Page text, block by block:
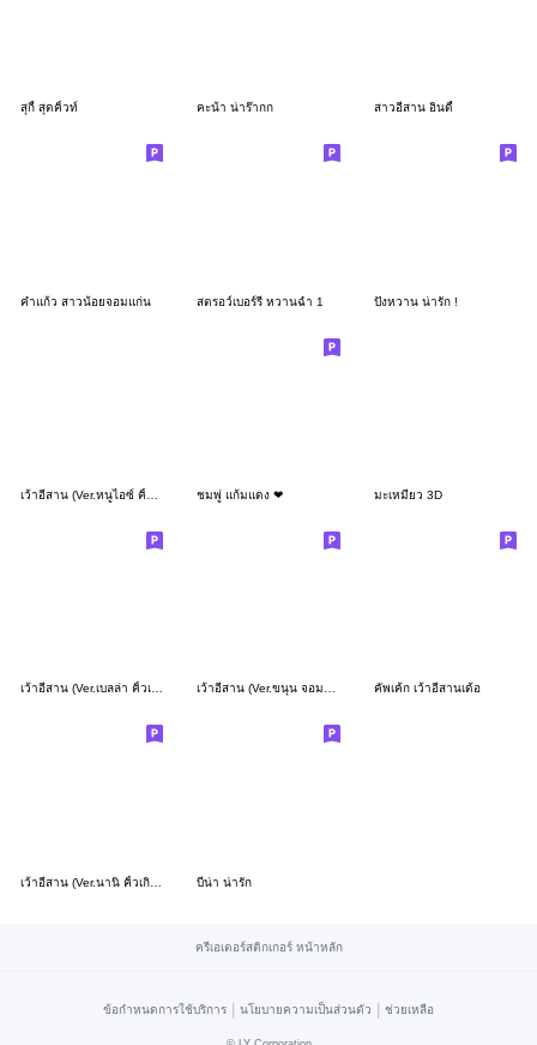
สุกี้ สุดคิ้วท์ คะน้า น่าร๊ากก สาวอีสาน อินดี้
คำแก้ว สาวน้อยจอมแก่น สตรอว์เบอร์รี หวานฉ่ำ 1 ปังหวาน น่ารัก !
ชมพู่ แก้มแดง ❤ มะเหมี่ยว 3D
เว้าอีสาน (Ver.เบลล่า คิ้วเกิร์ล) เว้าอีสาน (Ver.ขนุน จอมแก่น) คัพเค้ก เว้าอีสานเด้อ
บีน่า น่ารัก
ครีเอเตอร์สติกเกอร์ หน้าหลัก
ข้อกำหนดการใช้บริการ | นโยบายความเป็นส่วนตัว | ช่วยเหลือ